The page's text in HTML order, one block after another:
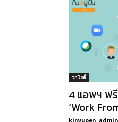
วาไรตี้
4 แอพฯ ฟ
‘Work
kinyupen_admin